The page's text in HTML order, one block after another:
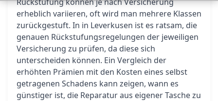
erheblich variieren, oft wird man mehrere Klassen
zurückgestuft. In in Leverkusen ist es ratsam, die
genauen Rückstufungsregelungen der jeweiligen
Versicherung zu prüfen, da diese sich
unterscheiden können. Ein Vergleich der
erhöhten Prämien mit den Kosten eines selbst
getragenen Schadens kann zeigen, wann es
günstiger ist, die Reparatur aus eigener Tasche zu